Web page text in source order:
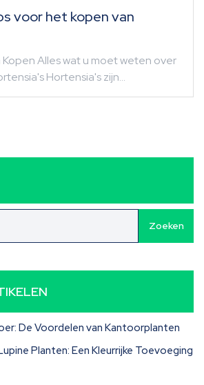
voor het kopen van
Alles wat u moet weten over
Hortensia's zijn…
Zoeken
De Voordelen van Kantoorplanten
Planten: Een Kleurrijke Toevoeging